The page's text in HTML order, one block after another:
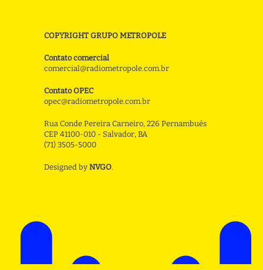
COPYRIGHT GRUPO METROPOLE
Contato comercial
comercial@radiometropole.com.br
Contato OPEC
opec@radiometropole.com.br
Rua Conde Pereira Carneiro, 226 Pernambués
CEP 41100-010 - Salvador, BA
(71) 3505-5000
Designed by NVGO.